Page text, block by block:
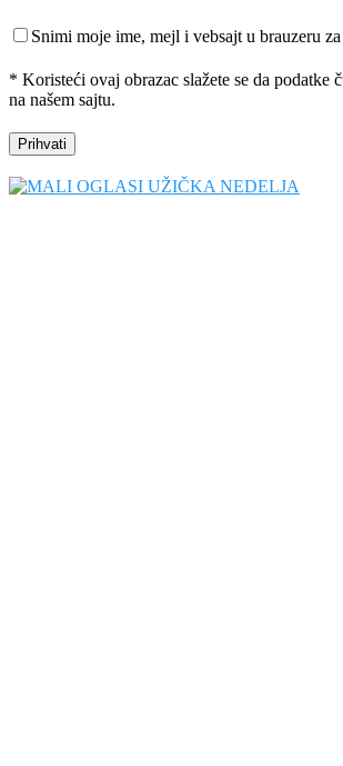
Snimi moje ime, mejl i vebsajt u brauzeru
* Koristeći ovaj obrazac slažete se da podatke
na našem sajtu.